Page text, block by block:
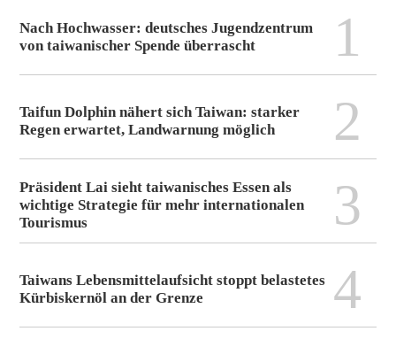
Nach Hochwasser: deutsches Jugendzentrum
von taiwanischer Spende überrascht
1
Taifun Dolphin nähert sich Taiwan: starker
Regen erwartet, Landwarnung möglich
2
Präsident Lai sieht taiwanisches Essen als
wichtige Strategie für mehr internationalen
Tourismus
3
Taiwans Lebensmittelaufsicht stoppt belastetes
Kürbiskernöl an der Grenze
4